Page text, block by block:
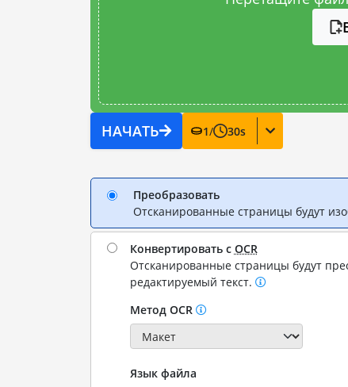
НАЧАТЬ 1/ 30s
Преобразовать
Отсканированные страницы будут
Конвертировать с OCR
Отсканированные страницы будут
редактируемый текст.
Метод OCR
Язык файла